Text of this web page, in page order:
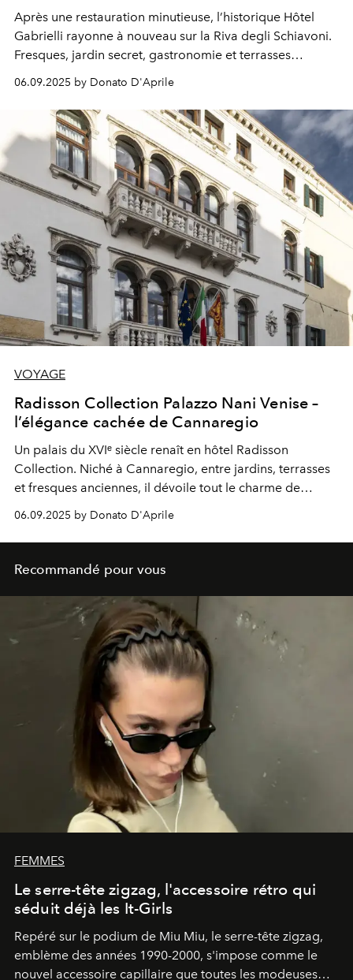
Après une restauration minutieuse, l’historique Hôtel
Gabrielli rayonne à nouveau sur la Riva degli Schiavoni.
Fresques, jardin secret, gastronomie et terrasses
panoramiques composent une Venise authentique,
sublimée par une subtile touche contemporaine.
06.09.2025 by Donato D'Aprile
VOYAGE
Radisson Collection Palazzo Nani Venise –
l’élégance cachée de Cannaregio
Un palais du XVIᵉ siècle renaît en hôtel Radisson
Collection. Niché à Cannaregio, entre jardins, terrasses
et fresques anciennes, il dévoile tout le charme de
Venise — plus envoûtant encore durant le Festival du
06.09.2025 by Donato D'Aprile
Recommandé pour vous
FEMMES
Le serre-tête zigzag, l'accessoire rétro qui
séduit déjà les It-Girls
Repéré sur le podium de Miu Miu, le serre-tête zigzag,
emblème des années 1990-2000, s'impose comme le
nouvel accessoire capillaire que toutes les modeuses